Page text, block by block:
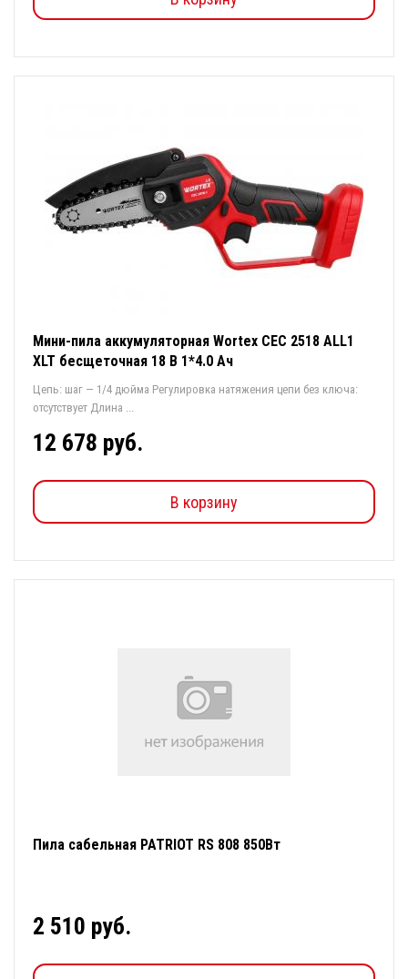
Мини-пила аккумуляторная Wortex CEC 2518 ALL1
XLT бесщеточная 18 В 1*4.0 Ач
Цепь: шаг — 1/4 дюйма Регулировка натяжения цепи без ключа:
отсутствует Длина ...
12 678 руб.
В корзину
Пила сабельная PATRIOT RS 808 850Вт
2 510 руб.